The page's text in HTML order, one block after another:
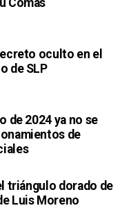
oculto en el
de SLP
de 2024 ya no se
de
triángulo dorado de
Luis Moreno